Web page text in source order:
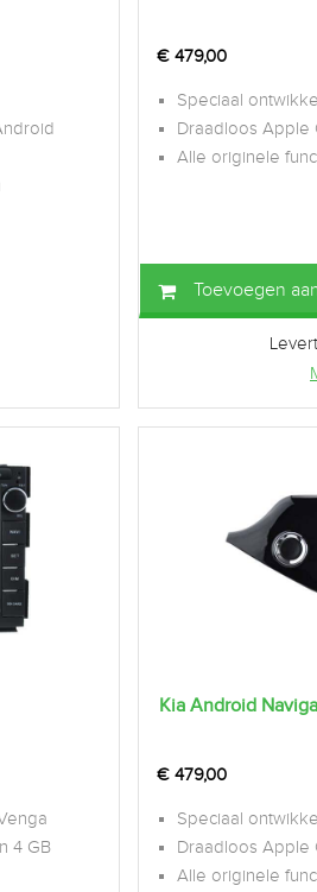
€ 479,00
Speciaal
Draadloos Apple
Alle originele
Toevoegen
4 GB
Kia Android
€ 479,00
Speciaal
Draadloos Apple
Alle originele